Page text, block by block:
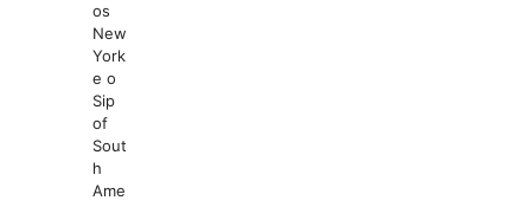
os
New
York
e o
Sip
of
Sout
h
Ame